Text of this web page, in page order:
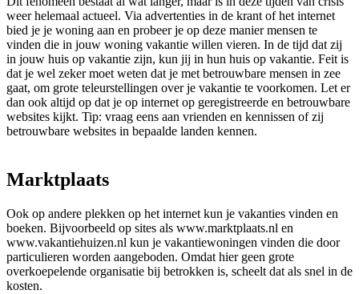
weer helemaal actueel. Via advertenties in de krant of het internet
bied je je woning aan en probeer je op deze manier mensen te
vinden die in jouw woning vakantie willen vieren. In de tijd dat zij
in jouw huis op vakantie zijn, kun jij in hun huis op vakantie. Feit is
dat je wel zeker moet weten dat je met betrouwbare mensen in zee
gaat, om grote teleurstellingen over je vakantie te voorkomen. Let er
dan ook altijd op dat je op internet op geregistreerde en betrouwbare
websites kijkt. Tip: vraag eens aan vrienden en kennissen of zij
betrouwbare websites in bepaalde landen kennen.
Marktplaats
Ook op andere plekken op het internet kun je vakanties vinden en
boeken. Bijvoorbeeld op sites als www.marktplaats.nl en
www.vakantiehuizen.nl kun je vakantiewoningen vinden die door
particulieren worden aangeboden. Omdat hier geen grote
overkoepelende organisatie bij betrokken is, scheelt dat als snel in de
kosten.